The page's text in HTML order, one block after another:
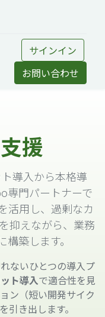
サインイン
お問い合わせ
援
導入から本格導
専門パートナーで
活用し、過剰なカ
抑えながら、業務
築します。
ないひとつの導入プ
ト導入で適合性を見
ン（短い開発サイク
き出します。